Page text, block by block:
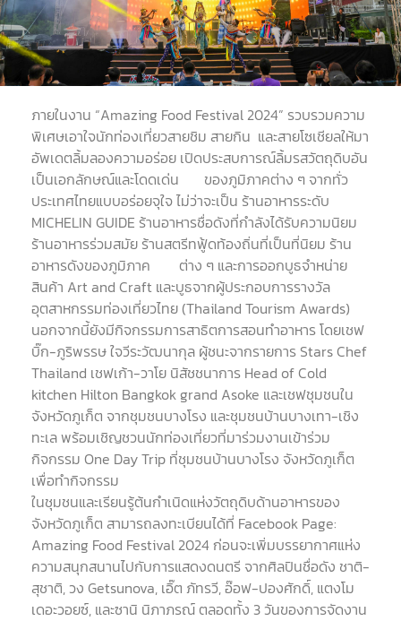
ภายในงาน “Amazing Food Festival 2024” รวบรวมความ
พิเศษเอาใจนักท่องเที่ยวสายชิม สายกิน และสายโซเชียลให้มา
อัพเดตลิ้มลองความอร่อย เปิดประสบการณ์ลิ้มรสวัตถุดิบอัน
เป็นเอกลักษณ์และโดดเด่น ของภูมิภาคต่าง ๆ จากทั่ว
ประเทศไทยแบบอร่อยจุใจ ไม่ว่าจะเป็น ร้านอาหารระดับ
MICHELIN GUIDE ร้านอาหารชื่อดังที่กำลังได้รับความนิยม
ร้านอาหารร่วมสมัย ร้านสตรีทฟู้ดท้องถิ่นที่เป็นที่นิยม ร้าน
อาหารดังของภูมิภาค ต่าง ๆ และการออกบูธจำหน่าย
สินค้า Art and Craft และบูธจากผู้ประกอบการรางวัล
อุตสาหกรรมท่องเที่ยวไทย (Thailand Tourism Awards)
นอกจากนี้ยังมีกิจกรรมการสาธิตการสอนทำอาหาร โดยเชฟ
บิ๊ก-ภูริพรรษ ใจวีระวัฒนากุล ผู้ชนะจากรายการ Stars Chef
Thailand เชฟเก้า-วาโย นิสัชชนาการ Head of Cold
kitchen Hilton Bangkok grand Asoke และเชฟชุมชนใน
จังหวัดภูเก็ต จากชุมชนบางโรง และชุมชนบ้านบางเทา-เชิง
ทะเล พร้อมเชิญชวนนักท่องเที่ยวที่มาร่วมงานเข้าร่วม
กิจกรรม One Day Trip ที่ชุมชนบ้านบางโรง จังหวัดภูเก็ต
เพื่อทำกิจกรรม
ในชุมชนและเรียนรู้ต้นกำเนิดแห่งวัตถุดิบด้านอาหารของ
จังหวัดภูเก็ต สามารถลงทะเบียนได้ที่ Facebook Page:
Amazing Food Festival 2024 ก่อนจะเพิ่มบรรยากาศแห่ง
ความสนุกสนานไปกับการแสดงดนตรี จากศิลปินชื่อดัง ชาติ-
สุชาติ, วง Getsunova, เอิ๊ต ภัทรวี, อ๊อฟ-ปองศักดิ์, แตงโม
เดอะวอยซ์, และซานิ นิภาภรณ์ ตลอดทั้ง 3 วันของการจัดงาน